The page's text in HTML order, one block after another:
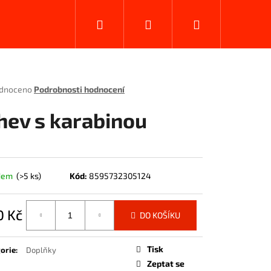
Hledat PřihlášeníNákupní
Podrobnosti hodnocení
s karabinou
(>5 ks) Kód: 8595732305124
Kč DO KOŠÍKU
: Doplňky
Tisk
Zeptat se